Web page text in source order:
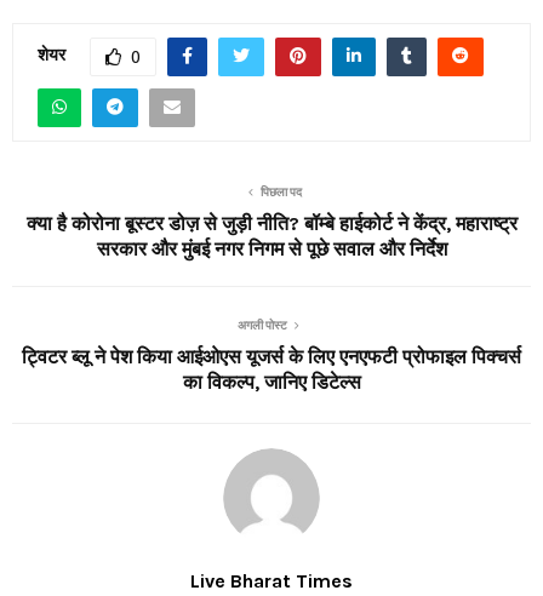
शेयर 0
पिछला पद
क्या है कोरोना बूस्टर डोज़ से जुड़ी नीति? बॉम्बे हाईकोर्ट ने केंद्र, महाराष्ट्र
सरकार और मुंबई नगर निगम से पूछे सवाल और निर्देश
अगली पोस्ट
ट्विटर ब्लू ने पेश किया आईओएस यूजर्स के लिए एनएफटी प्रोफाइल पिक्चर्स
का विकल्प, जानिए डिटेल्स
Live Bharat Times